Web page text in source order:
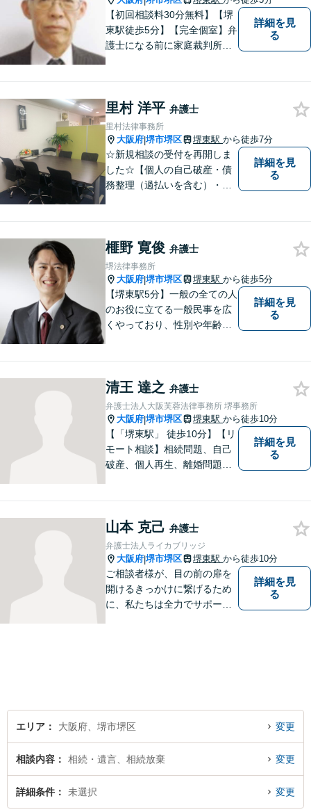
【初回相談料30分無料】【堺
東駅徒歩5分】【完全個室】弁
護士になる前に家庭裁判所で
ので、家庭裁判所の事件を中
心に丁寧に対応したいと思っ
ています。
詳細を見
る
里村 洋平 弁護士
里村法律事務所
大阪府|堺市堺区 堺東駅 から徒歩7分
☆新規相談の受付を再開しま
した☆【個人の自己破産・債
務整理（過払いを含む）・法
回相談無料（特に時間制限は
ありません）】【堺東徒歩７
分】【分割払い・法テラス利
用もご相談下さい】
詳細を見
る
榧野 寛俊 弁護士
堺法律事務所
大阪府|堺市堺区 堺東駅 から徒歩5分
【堺東駅5分】一般の全ての人
のお役に立てる一般民事を広
くやっており、性別や年齢を
摯に寄り添い、困難な問題に
も粘り強く対峙して、信頼を
積み重ねていきたいと考えて
います。
詳細を見
る
清王 達之 弁護士
弁護士法人大阪芙蓉法律事務所 堺事務所
大阪府|堺市堺区 堺東駅 から徒歩10分
【「堺東駅」 徒歩10分】【リ
モート相談】相続問題、自己
破産、個人再生、離婚問題な
イス致しますので、お気軽に
ご相談ください。
詳細を見
る
山本 克己 弁護士
弁護士法人ライカブリッジ
大阪府|堺市堺区 堺東駅 から徒歩10分
ご相談者様が、目の前の扉を
開けるきっかけに繋げるため
に、私たちは全力でサポート
詳細を見
る
エリア 大阪府、堺市堺区 変更
相談内容 相続・遺言、相続放棄 変更
詳細条件 未選択 変更